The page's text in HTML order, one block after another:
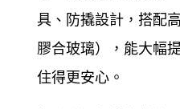
造最舒適的居家辦公空間
工程宅急便讓您最放心。
質，更專業快速的施工，
具、防撬設計，搭配
膠合玻璃），能大幅
住得更安心。